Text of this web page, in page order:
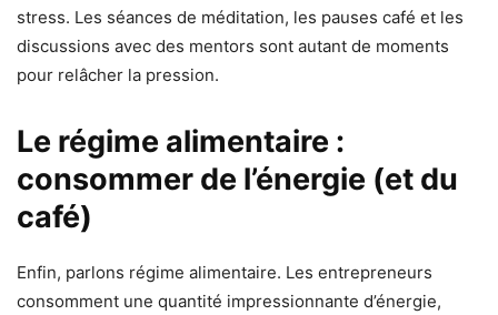
stress. Les séances de méditation, les pauses café et les
discussions avec des mentors sont autant de moments
pour relâcher la pression.
Le régime alimentaire :
consommer de l’énergie (et du
café)
Enfin, parlons régime alimentaire. Les entrepreneurs
consomment une quantité impressionnante d’énergie,